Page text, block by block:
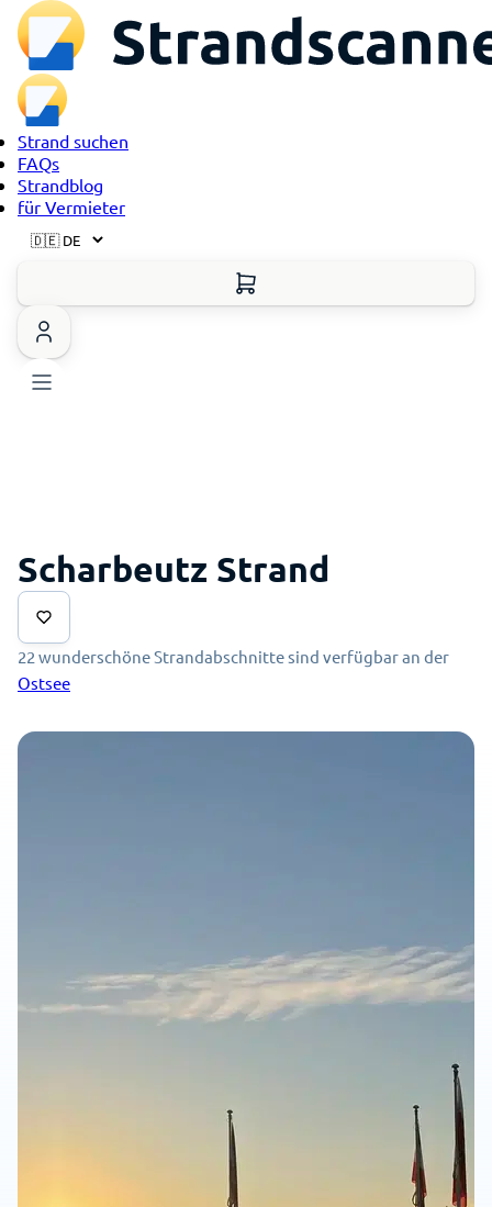
Strand suchen
FAQs
Strandblog
für Vermieter
Scharbeutz Strand
22 wunderschöne Strandabschnitte sind verfügbar an der
Ostsee